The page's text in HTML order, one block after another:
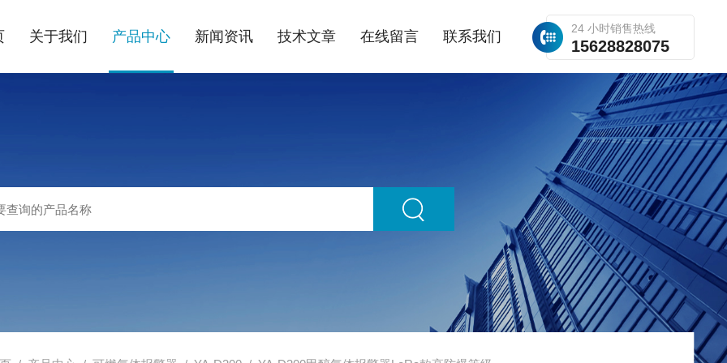
24 小时销售热线
15628828075
关于我们 产品中心 新闻资讯 技术文章 在线留言 联系我们